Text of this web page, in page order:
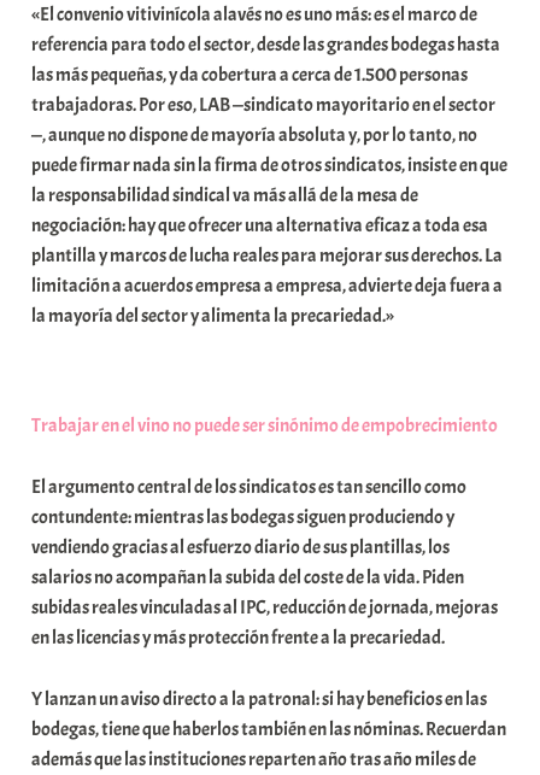
m
u
n
i
t
a
t
e
a
«El convenio vitivinícola alavés no es uno más: es el marco de
referencia para todo el sector, desde las grandes bodegas hasta
las más pequeñas, y da cobertura a cerca de 1.500 personas
trabajadoras. Por eso, LAB —sindicato mayoritario en el sector
—, aunque no dispone de mayoría absoluta y, por lo tanto, no
puede firmar nada sin la firma de otros sindicatos, insiste en que
la responsabilidad sindical va más allá de la mesa de
negociación: hay que ofrecer una alternativa eficaz a toda esa
plantilla y marcos de lucha reales para mejorar sus derechos. La
limitación a acuerdos empresa a empresa, advierte deja fuera a
la mayoría del sector y alimenta la precariedad.»
Trabajar en el vino no puede ser sinónimo de empobrecimiento
El argumento central de los sindicatos es tan sencillo como
contundente: mientras las bodegas siguen produciendo y
vendiendo gracias al esfuerzo diario de sus plantillas, los
salarios no acompañan la subida del coste de la vida. Piden
subidas reales vinculadas al IPC, reducción de jornada, mejoras
en las licencias y más protección frente a la precariedad.
Y lanzan un aviso directo a la patronal: si hay beneficios en las
bodegas, tiene que haberlos también en las nóminas. Recuerdan
además que las instituciones reparten año tras año miles de